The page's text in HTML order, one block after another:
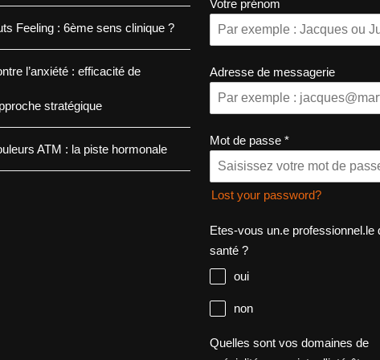
Feeling : 6ème sens clinique ?
l’anxiété : efficacité de
stratégique
ATM : la piste hormonale
Votre prénom
Adresse de messagerie
Mot de passe *
Lost your password?
Etes-vous un.e professionnel.le
santé ?
oui
non
Quelles sont vos domaines de